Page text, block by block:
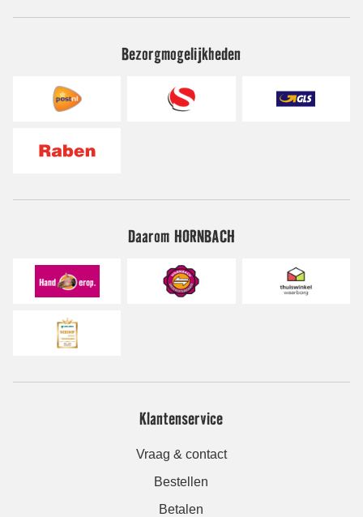
Bezorgmogelijkheden
Daarom HORNBACH
Klantenservice
Vraag & contact
Bestellen
Betalen